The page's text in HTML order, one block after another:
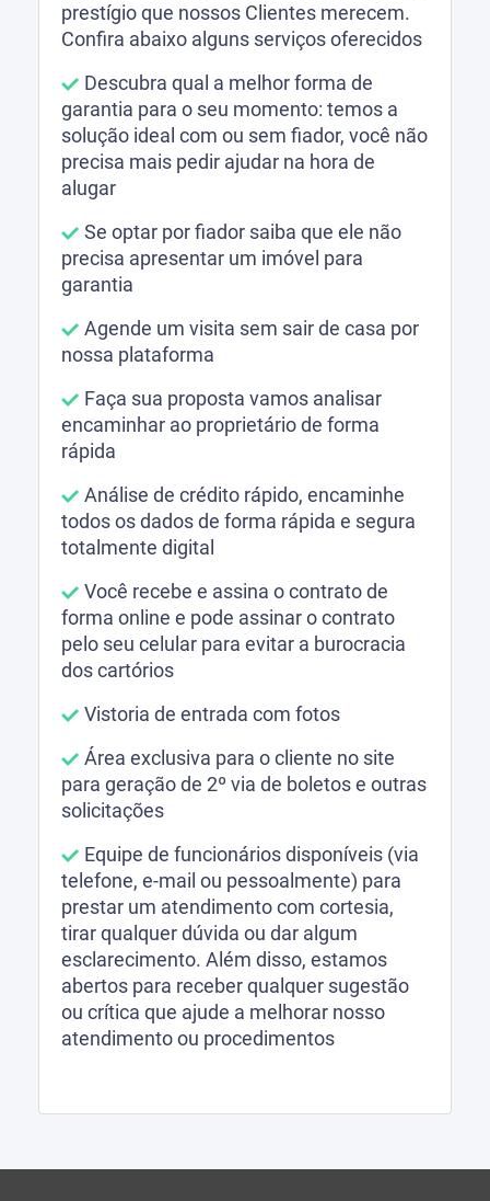
prestígio que nossos Clientes merecem.
Confira abaixo alguns serviços oferecidos
Descubra qual a melhor forma de
garantia para o seu momento: temos a
solução ideal com ou sem fiador, você não
precisa mais pedir ajudar na hora de
alugar
Se optar por fiador saiba que ele não
precisa apresentar um imóvel para
garantia
Agende um visita sem sair de casa por
nossa plataforma
Faça sua proposta vamos analisar
encaminhar ao proprietário de forma
rápida
Análise de crédito rápido, encaminhe
todos os dados de forma rápida e segura
totalmente digital
Você recebe e assina o contrato de
forma online e pode assinar o contrato
pelo seu celular para evitar a burocracia
dos cartórios
Vistoria de entrada com fotos
Área exclusiva para o cliente no site
para geração de 2º via de boletos e outras
solicitações
Equipe de funcionários disponíveis (via
telefone, e-mail ou pessoalmente) para
prestar um atendimento com cortesia,
tirar qualquer dúvida ou dar algum
esclarecimento. Além disso, estamos
abertos para receber qualquer sugestão
ou crítica que ajude a melhorar nosso
atendimento ou procedimentos